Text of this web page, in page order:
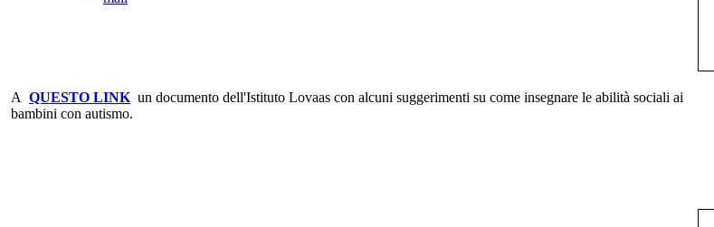
A QUESTO LINK un documento dell'Istituto Lovaas con alcuni suggerimenti su come insegnare le abilità sociali ai
bambini con autismo.